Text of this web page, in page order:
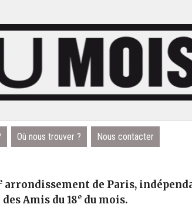
Où nous trouver ? Nous contacter
arrondissement de Paris,
Amis du 18e du mois.